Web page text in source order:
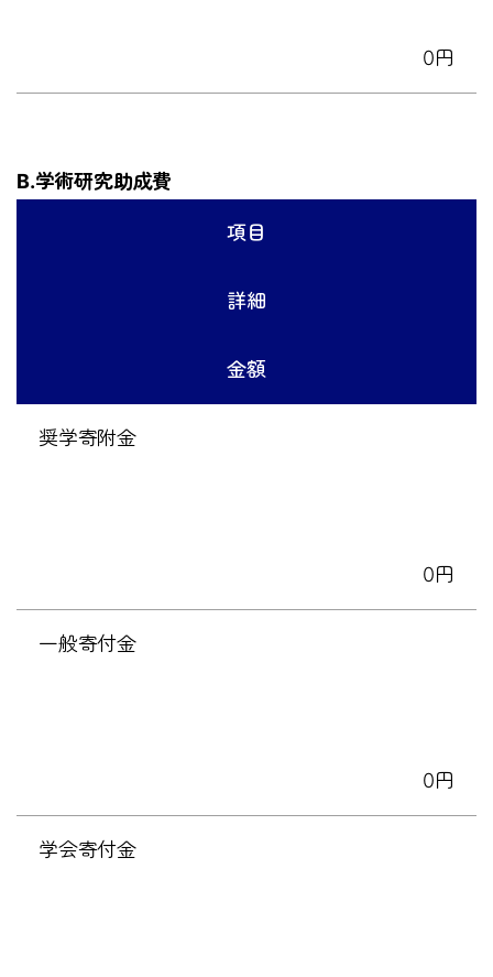
0円
B.学術研究助成費
項目
詳細
金額
奨学寄附金
0円
一般寄付金
0円
学会寄付金